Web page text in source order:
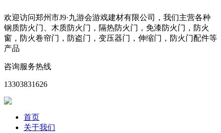
欢迎访问郑州市J9·九游会游戏建材有限公司，我们主营各种
钢质防火门、木质防火门，隔热防火门，免漆防火门，防火
窗，防火卷帘门，防盗门，变压器门，伸缩门，防火门配件等
产品
咨询服务热线
13303831626
首页
关于我们